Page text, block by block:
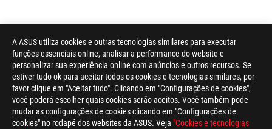
A ASUS utiliza cookies e outras tecnologias similares para executar
funções essenciais online, analisar a performance do website e
personalizar sua experiência online com anúncios e outros recursos. Se
estiver tudo ok para aceitar todos os cookies e tecnologias similares, por
favor clique em "Aceitar tudo". Clicando em "Configurações de cookies",
você poderá escolher quais cookies serão aceitos. Você também pode
mudar as configurações de cookies clicando em "Configurações de
cookies" no rodapé dos websites da ASUS. Veja "Cookies e tecnologias